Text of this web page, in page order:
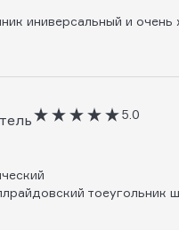
иниверсальный и очень
5.0
тоеугольник